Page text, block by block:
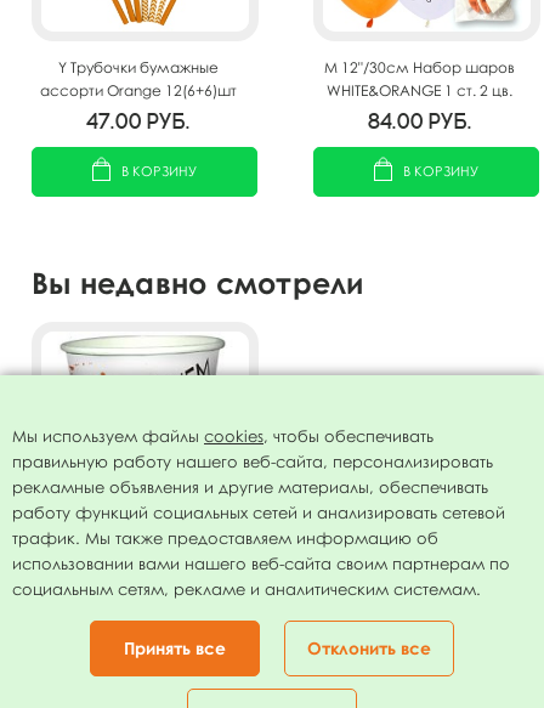
Y Трубочки бумажные
ассорти Orange 12(6+6)шт
47.00 руб.
В КОРЗИНУ
M 12"/30см Набор шаров
WHITE&ORANGE 1 ст. 2 цв.
рис. Корги СДР 5шт
84.00 руб.
В КОРЗИНУ
Вы недавно смотрели
Стаканы бумажные С Днем
Рождения Корги 200мл 6шт
52.60руб.
Мы используем файлы cookies, чтобы обеспечивать
правильную работу нашего веб-сайта, персонализировать
рекламные объявления и другие материалы, обеспечивать
работу функций социальных сетей и анализировать сетевой
трафик. Мы также предоставляем информацию об
использовании вами нашего веб-сайта своим партнерам по
социальным сетям, рекламе и аналитическим системам.
Принять все Отклонить все